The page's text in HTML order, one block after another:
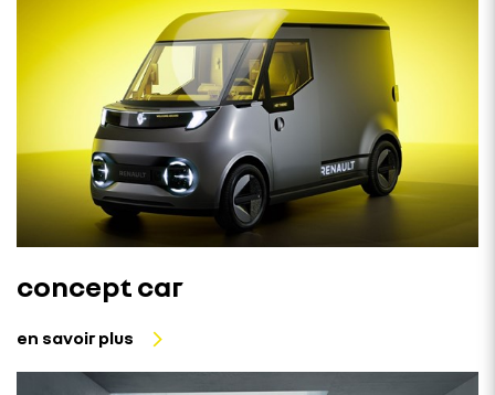
concept car
en savoir plus